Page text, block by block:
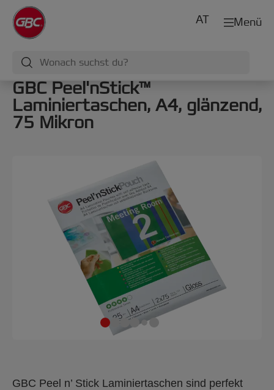
Menü
AT
GBC Peel'nStick™
Laminiertaschen, A4, glänzend,
75 Mikron
GBC Peel n’ Stick Laminiertaschen sind perfekt